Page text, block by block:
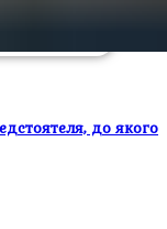
до якого